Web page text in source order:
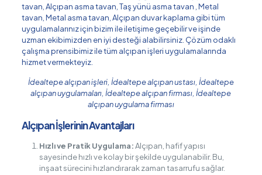
tavan, Alçıpan asma tavan, Taş yünü asma tavan , Metal
tavan, Metal asma tavan, Alçıpan duvar kaplama gibi tüm
uygulamalarınız için bizim ile iletişime geçebilir ve işinde
uzman ekibimizden en iyi desteği alabilirsiniz. Çözüm odaklı
çalışma prensibimiz ile tüm alçıpan işleri uygulamalarında
hizmet vermekteyiz.
İdealtepe alçıpan işleri, İdealtepe alçıpan ustası, İdealtepe
alçıpan uygulamaları, İdealtepe alçıpan firması, İdealtepe
alçıpan uygulama firması
Alçıpan İşlerinin Avantajları
Hızlı ve Pratik Uygulama:Alçıpan, hafif yapısı
sayesinde hızlı ve kolay bir şekilde uygulanabilir. Bu,
inşaat sürecini hızlandırarak zaman tasarrufu sağlar.